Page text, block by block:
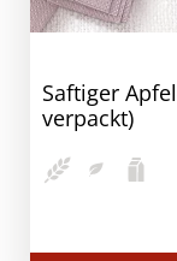
Saftiger
verpackt)